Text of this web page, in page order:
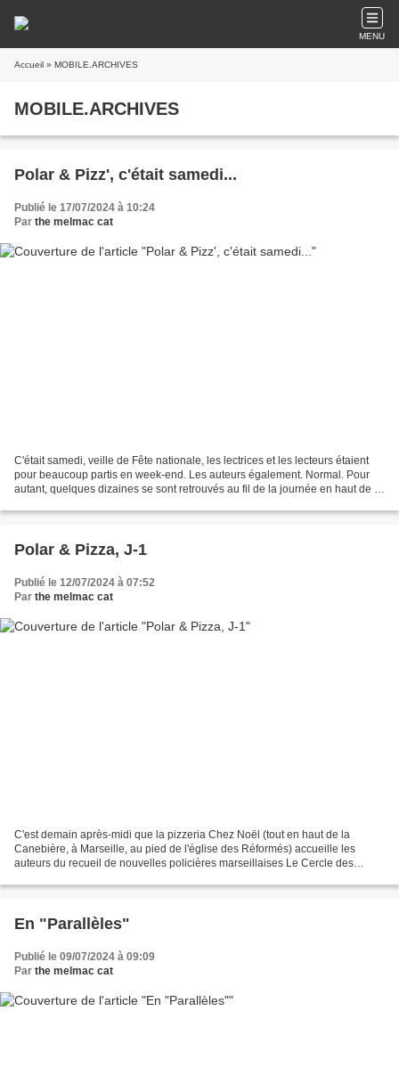
MENU
Accueil » MOBILE.ARCHIVES
MOBILE.ARCHIVES
Polar & Pizz', c'était samedi...
Publié le 17/07/2024 à 10:24
Par the melmac cat
C'était samedi, veille de Fête nationale, les lectrices et les lecteurs étaient
pour beaucoup partis en week-end. Les auteurs également. Normal. Pour
autant, quelques dizaines se sont retrouvés au fil de la journée en haut de la
Polar & Pizza, J-1
Publié le 12/07/2024 à 07:52
Par the melmac cat
C'est demain après-midi que la pizzeria Chez Noël (tout en haut de la
Canebière, à Marseille, au pied de l'église des Réformés) accueille les
auteurs du recueil de nouvelles policières marseillaises Le Cercle des
En "Parallèles"
Publié le 09/07/2024 à 09:09
Par the melmac cat